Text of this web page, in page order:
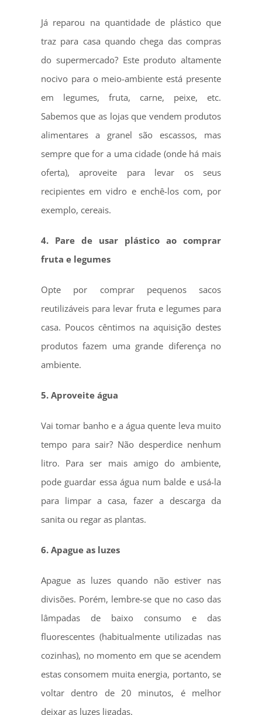
Já reparou na quantidade de plástico que
traz para casa quando chega das compras
do supermercado? Este produto altamente
nocivo para o meio-ambiente está presente
em legumes, fruta, carne, peixe, etc.
Sabemos que as lojas que vendem produtos
alimentares a granel são escassos, mas
sempre que for a uma cidade (onde há mais
oferta), aproveite para levar os seus
recipientes em vidro e enchê-los com, por
exemplo, cereais.
4. Pare de usar plástico ao comprar
fruta e legumes
Opte por comprar pequenos sacos
reutilizáveis para levar fruta e legumes para
casa. Poucos cêntimos na aquisição destes
produtos fazem uma grande diferença no
ambiente.
5. Aproveite água
Vai tomar banho e a água quente leva muito
tempo para sair? Não desperdice nenhum
litro. Para ser mais amigo do ambiente,
pode guardar essa água num balde e usá-la
para limpar a casa, fazer a descarga da
sanita ou regar as plantas.
6. Apague as luzes
Apague as luzes quando não estiver nas
divisões. Porém, lembre-se que no caso das
lâmpadas de baixo consumo e das
fluorescentes (habitualmente utilizadas nas
cozinhas), no momento em que se acendem
estas consomem muita energia, portanto, se
voltar dentro de 20 minutos, é melhor
deixar as luzes ligadas.